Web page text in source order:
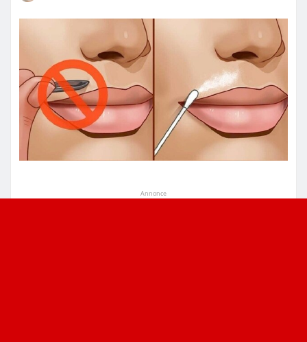
Annonce